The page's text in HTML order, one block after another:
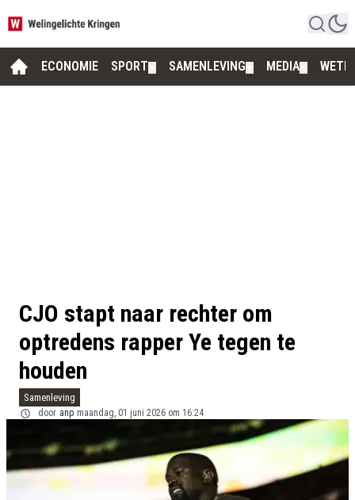
ECONOMIE SPORT SAMENLEVING MEDIA
CJO stapt naar rechter om
optredens rapper Ye tegen te
houden
Samenleving
door anp maandag, 01 juni 2026 om 16:24